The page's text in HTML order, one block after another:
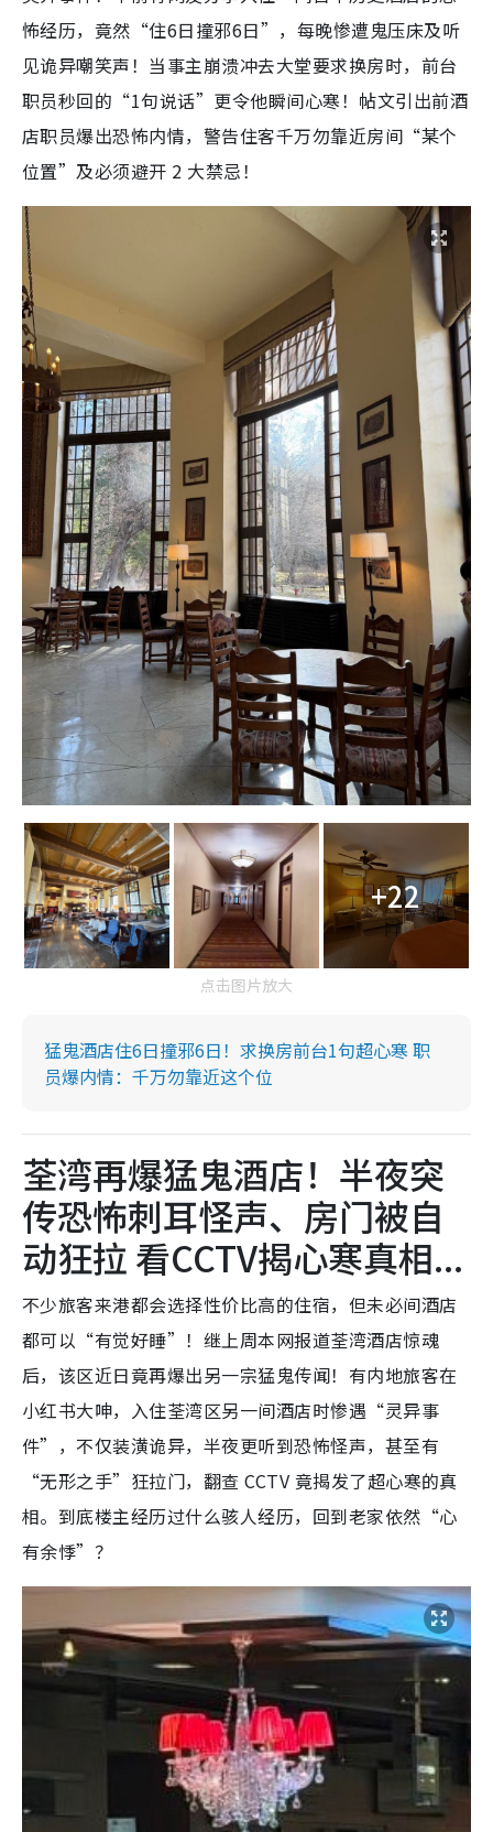
怖经历，竟然“住6日撞邪6日”，每晚惨遭鬼压床及听
见诡异嘲笑声！当事主崩溃冲去大堂要求换房时，前台
职员秒回的“1句说话”更令他瞬间心寒！帖文引出前酒
店职员爆出恐怖内情，警告住客千万勿靠近房间“某个
位置”及必须避开 2 大禁忌！
+22
点击图片放大
猛鬼酒店住6日撞邪6日！求换房前台1句超心寒 职
员爆内情：千万勿靠近这个位
荃湾再爆猛鬼酒店！半夜突
传恐怖刺耳怪声、房门被自
动狂拉 看CCTV揭心寒真相...
不少旅客来港都会选择性价比高的住宿，但未必间酒店
都可以“有觉好睡”！继上周本网报道荃湾酒店惊魂
后，该区近日竟再爆出另一宗猛鬼传闻！有内地旅客在
小红书大呻，入住荃湾区另一间酒店时惨遇“灵异事
件”，不仅装潢诡异，半夜更听到恐怖怪声，甚至有
“无形之手”狂拉门，翻查 CCTV 竟揭发了超心寒的真
相。到底楼主经历过什么骇人经历，回到老家依然“心
有余悸”？